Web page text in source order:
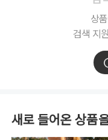
상
검색 지
새로 들어온 상품